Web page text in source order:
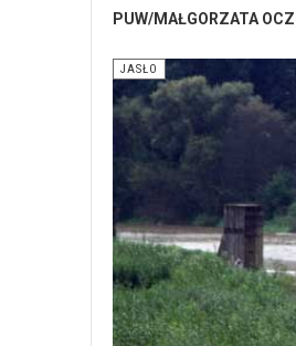
PUW/MAŁGORZATA
JASŁO